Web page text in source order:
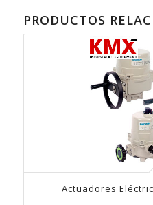
PRODUCTOS
Actuadores